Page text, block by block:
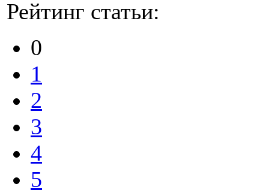
Рейтинг статьи:
0
1
2
3
4
5